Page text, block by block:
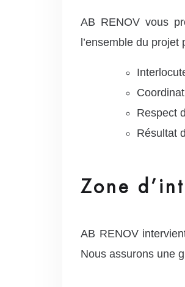
AB RENOV vous
l’ensemble du
Respect
Résultat
Zone
AB RENOV
Nous assurons une